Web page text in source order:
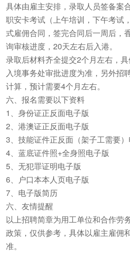
具体由雇主安排，录取人员签备案
职安卡考试（上午培训，下午考试
式雇佣合同，签完合同后一周后，
询审核进度，20天左右后入港。
录取后材料齐全提交2个月左右，
入境事务处审批进度为准，另外招
计算，预计需要4个月左右。
六、报名需要以下资料
1、身份证正反面电子版
2、港澳证正反面电子版
3、技能证件正反面（架子工需要
4、蓝底证件照+全身照电子版
5、无犯罪证明电子版
6、户口本本人页电子版
7、电子版简历
六、友情提醒
以上招聘简章为用工单位和合作劳
政策，仅供参考，具体以雇主雇佣
准。